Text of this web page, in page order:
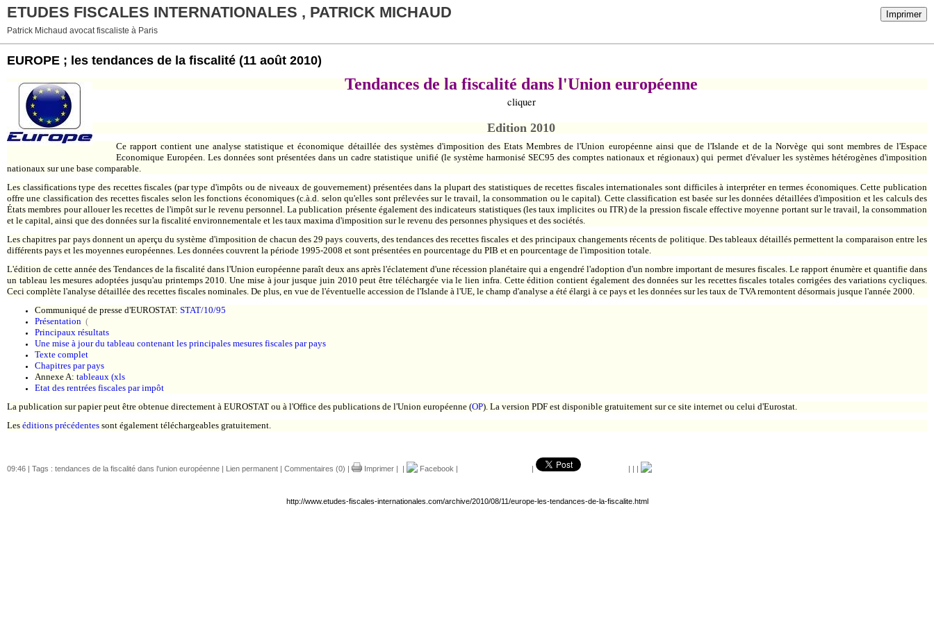
Imprimer
ETUDES FISCALES INTERNATIONALES , PATRICK MICHAUD
Patrick Michaud avocat fiscaliste à Paris
EUROPE ; les tendances de la fiscalité (11 août 2010)
Tendances de la fiscalité dans l'Union européenne
cliquer
Edition 2010
Ce rapport contient une analyse statistique et économique détaillée des systèmes d'imposition des Etats Membres de l'Union européenne ainsi que de l'Islande et de la Norvège qui sont membres de l'Espace
Economique Européen. Les données sont présentées dans un cadre statistique unifié (le système harmonisé SEC95 des comptes nationaux et régionaux) qui permet d'évaluer les systèmes hétérogènes d'imposition
nationaux sur une base comparable.
Les classifications type des recettes fiscales (par type d'impôts ou de niveaux de gouvernement) présentées dans la plupart des statistiques de recettes fiscales internationales sont difficiles à interpréter en termes économiques. Cette publication
offre une classification des recettes fiscales selon les fonctions économiques (c.à.d. selon qu'elles sont prélevées sur le travail, la consommation ou le capital). Cette classification est basée sur les données détaillées d'imposition et les calculs des
États membres pour allouer les recettes de l'impôt sur le revenu personnel. La publication présente également des indicateurs statistiques (les taux implicites ou ITR) de la pression fiscale effective moyenne portant sur le travail, la consommation
et le capital, ainsi que des données sur la fiscalité environnementale et les taux maxima d'imposition sur le revenu des personnes physiques et des sociétés.
Les chapitres par pays donnent un aperçu du système d'imposition de chacun des 29 pays couverts, des tendances des recettes fiscales et des principaux changements récents de politique. Des tableaux détaillés permettent la comparaison entre les
différents pays et les moyennes européennes. Les données couvrent la période 1995-2008 et sont présentées en pourcentage du PIB et en pourcentage de l'imposition totale.
L'édition de cette année des Tendances de la fiscalité dans l'Union européenne paraît deux ans après l'éclatement d'une récession planétaire qui a engendré l'adoption d'un nombre important de mesures fiscales. Le rapport énumère et quantifie dans
un tableau les mesures adoptées jusqu'au printemps 2010. Une mise à jour jusque juin 2010 peut être téléchargée via le lien infra. Cette édition contient également des données sur les recettes fiscales totales corrigées des variations cycliques.
Ceci complète l'analyse détaillée des recettes fiscales nominales. De plus, en vue de l'éventuelle accession de l'Islande à l'UE, le champ d'analyse a été élargi à ce pays et les données sur les taux de TVA remontent désormais jusque l'année 2000.
Communiqué de presse d'EUROSTAT: STAT/10/95
Présentation (
Principaux résultats
Une mise à jour du tableau contenant les principales mesures fiscales par pays
Texte complet
Chapitres par pays
Annexe A: tableaux (xls
Etat des rentrées fiscales par impôt
La publication sur papier peut être obtenue directement à EUROSTAT ou à l'Office des publications de l'Union européenne (OP). La version PDF est disponible gratuitement sur ce site internet ou celui d'Eurostat.
Les éditions précédentes sont également téléchargeables gratuitement.
09:46 | Tags : tendances de la fiscalité dans l'union européenne Lien permanent Commentaires (0) Imprimer Facebook
http://www.etudes-fiscales-internationales.com/archive/2010/08/11/europe-les-tendances-de-la-fiscalite.html